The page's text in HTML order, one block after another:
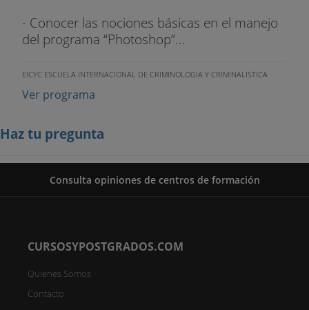
- Conocer las nociones básicas en el manejo
del programa “Photoshop”...
EICYC ESCUELA INTERNACIONAL DE CRIMINOLOGIA Y CRIMINALISTICA
Ver programa
Haz tu pregunta
Consulta opiniones de centros de formación
CURSOSYPOSTGRADOS.COM
Quienes Somos
Contacto